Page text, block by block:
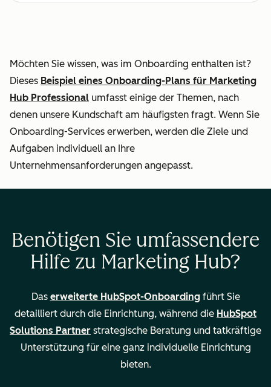
Einrichtung von
und der
Zuweisung von
Leads an
Beratung bei
Migration/Import
Entwicklung und
Analyse von
Kampagnen
Berechnete
Eigenschaften und
benutzerdefinierte
Berichterstattung
—
Möchten Sie wissen, was im Onboarding enthalten ist?
Dieses Beispiel eines Onboarding-Plans für Marketing
Hub Professional umfasst einige der Themen, nach
denen unsere Kundschaft am häufigsten fragt. Wenn Sie
Onboarding-Services erwerben, werden die Ziele und
Aufgaben individuell an Ihre
Unternehmensanforderungen angepasst.
Benötigen Sie umfassendere
Hilfe zu Marketing Hub?
Das erweiterte HubSpot-Onboardingführt Sie
detailliert durch die Einrichtung, während die HubSpot
Solutions Partner strategische Beratung und tatkräftige
Unterstützung für eine ganz individuelle Einrichtung
bieten.